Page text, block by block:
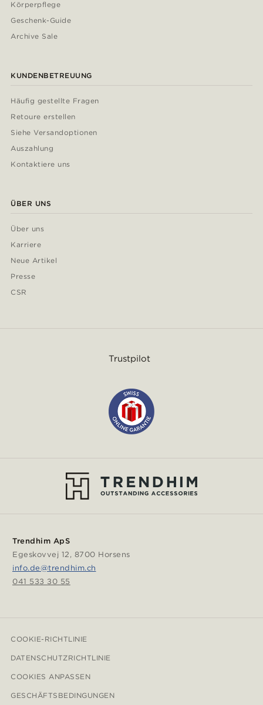
Körperpflege
Geschenk-Guide
Archive Sale
KUNDENBETREUUNG
Häufig gestellte Fragen
Retoure erstellen
Siehe Versandoptionen
Auszahlung
Kontaktiere uns
ÜBER UNS
Über uns
Karriere
Neue Artikel
Presse
CSR
Trustpilot
Trendhim ApS
Egeskovvej 12, 8700 Horsens
info.de@trendhim.ch
041 533 30 55
COOKIE-RICHTLINIE
DATENSCHUTZRICHTLINIE
COOKIES ANPASSEN
GESCHÄFTSBEDINGUNGEN